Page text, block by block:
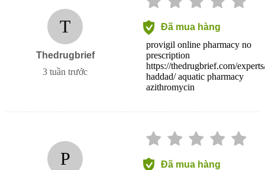
T
Thedrugbrief
3 tuần trước
Đã mua hàng
provigil online pharmacy no
prescription
https://thedrugbrief.com/
haddad/ aquatic pharmacy
azithromycin
P
Đã mua hàng